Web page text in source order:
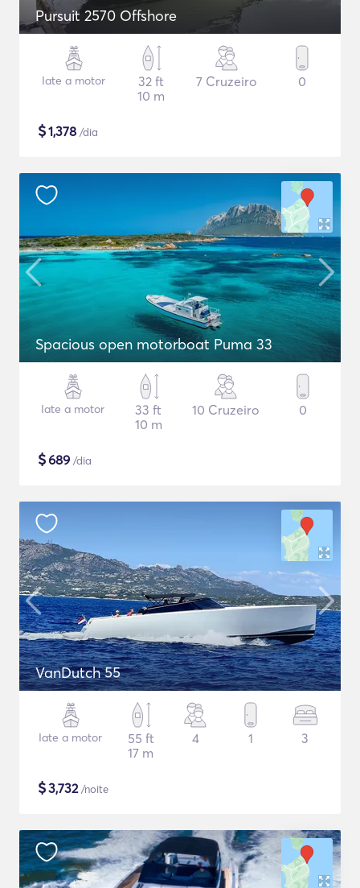
Pursuit 2570 Offshore
Iate a motor
32 ft
10 m
7 Cruzeiro 0
$1,378 /dia
Spacious open motorboat Puma 33
Iate a motor
33 ft
10 m
10 Cruzeiro 0
$689 /dia
VanDutch 55
Iate a motor
55 ft
17 m
4 1 3
$3,732/noite